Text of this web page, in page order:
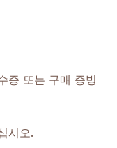
증 또는 구매 증빙
시오.